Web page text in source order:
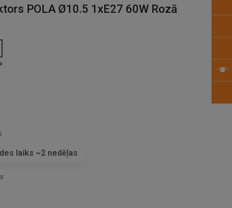
POLA Ø10.5 1xE27 60W Rozā
laiks ~2 nedēļas